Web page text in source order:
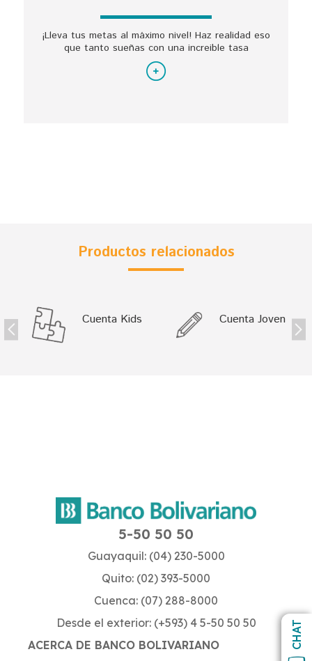
CHAT
¡Lleva tus metas al máximo nivel! Haz realidad eso
que tanto sueñas con una increible tasa
preferencial. Abre hoy mismo tu nueva Cuenta
Máxima.
ss="t-last-br">
Productos relacionados
Cuenta Kids Cuenta Joven
ACERCA DE BANCO BOLIVARIANO
5-50 50 50
Guayaquil: (04) 230-5000
Quito: (02) 393-5000
Cuenca: (07) 288-8000
Desde el exterior: (+593) 4 5-50 50 50